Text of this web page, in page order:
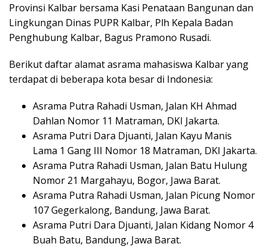
Provinsi Kalbar bersama Kasi Penataan Bangunan dan
Lingkungan Dinas PUPR Kalbar, Plh Kepala Badan
Penghubung Kalbar, Bagus Pramono Rusadi.
Berikut daftar alamat asrama mahasiswa Kalbar yang
terdapat di beberapa kota besar di Indonesia:
Asrama Putra Rahadi Usman, Jalan KH Ahmad
Dahlan Nomor 11 Matraman, DKI Jakarta.
Asrama Putri Dara Djuanti, Jalan Kayu Manis
Lama 1 Gang III Nomor 18 Matraman, DKI Jakarta.
Asrama Putra Rahadi Usman, Jalan Batu Hulung
Nomor 21 Margahayu, Bogor, Jawa Barat.
Asrama Putra Rahadi Usman, Jalan Picung Nomor
107 Gegerkalong, Bandung, Jawa Barat.
Asrama Putri Dara Djuanti, Jalan Kidang Nomor 4
Buah Batu, Bandung, Jawa Barat.